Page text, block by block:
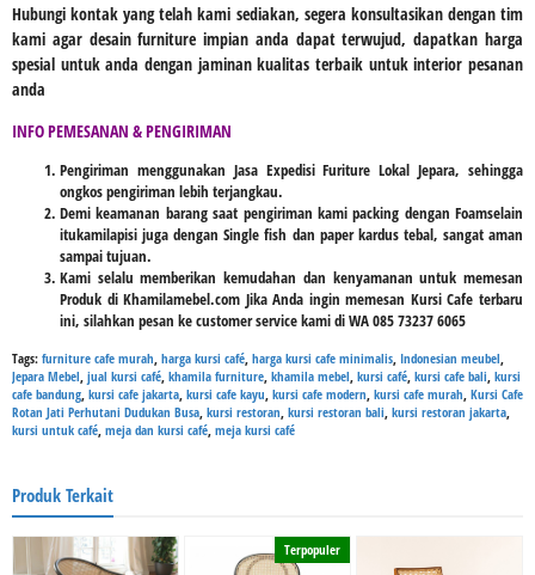
Hubungi kontak yang telah kami sediakan, segera konsultasikan dengan tim
kami agar desain furniture impian anda dapat terwujud, dapatkan harga
spesial untuk anda dengan jaminan kualitas terbaik untuk interior pesanan
anda
INFO PEMESANAN & PENGIRIMAN
Pengiriman menggunakan Jasa Expedisi Furiture Lokal Jepara, sehingga
ongkos pengiriman lebih terjangkau.
Demi keamanan barang saat pengiriman kami packing dengan Foamselain
itukamilapisi juga dengan Single fish dan paper kardus tebal, sangat aman
sampai tujuan.
Kami selalu memberikan kemudahan dan kenyamanan untuk memesan
Produk di Khamilamebel.com Jika Anda ingin memesan Kursi Cafe terbaru
ini, silahkan pesan ke customer service kami di WA 085 73237 6065
Tags: furniture cafe murah harga kursi café harga kursi cafe minimalis Indonesian meubel
Jepara Mebel jual kursi café khamila furniture khamila mebel kursi café kursi cafe bali kursi
cafe bandung kursi cafe jakarta kursi cafe kayu kursi cafe modern kursi cafe murah Kursi Cafe
Rotan Jati Perhutani Dudukan Busa kursi restoran kursi restoran bali kursi restoran jakarta
kursi untuk café meja dan kursi café meja kursi café
Produk Terkait
Terpopuler